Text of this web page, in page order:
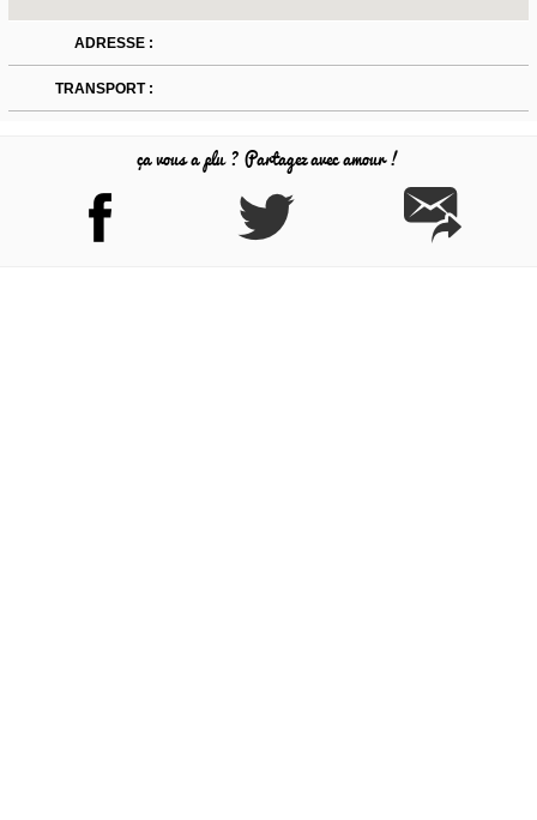
ADRESSE :
TRANSPORT :
ça vous a plu ? Partagez avec amour !